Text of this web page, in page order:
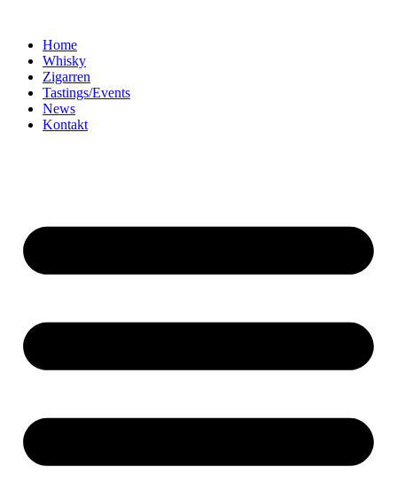
Home
Whisky
Zigarren
Tastings/Events
News
Kontakt